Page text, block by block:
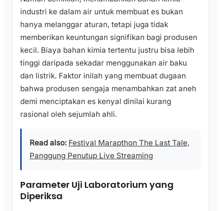
industri ke dalam air untuk membuat es bukan
hanya melanggar aturan, tetapi juga tidak
memberikan keuntungan signifikan bagi produsen
kecil. Biaya bahan kimia tertentu justru bisa lebih
tinggi daripada sekadar menggunakan air baku
dan listrik. Faktor inilah yang membuat dugaan
bahwa produsen sengaja menambahkan zat aneh
demi menciptakan es kenyal dinilai kurang
rasional oleh sejumlah ahli.
Read also: Festival Marapthon The Last Tale,
Panggung Penutup Live Streaming
Parameter Uji Laboratorium yang
Diperiksa